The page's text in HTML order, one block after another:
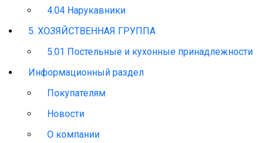
4.04 Нарукавники
5. ХОЗЯЙСТВЕННАЯ ГРУППА
5.01 Постельные и кухонные принадлежности
Информационный раздел
Покупателям
Новости
О компании